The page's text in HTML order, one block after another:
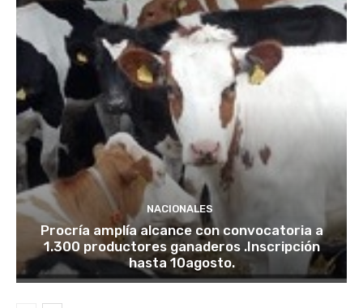
NACIONALES
Procría amplía alcance con convocatoria a
1.300 productores ganaderos .Inscripción
hasta 10agosto.